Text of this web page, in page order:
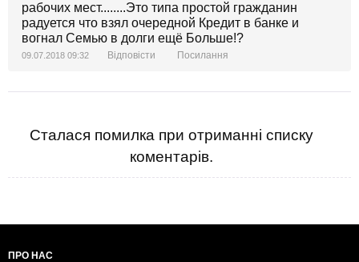
рабочих мест........Это типа простой гражданин
радуется что взял очередной Кредит в банке и
вогнал Семью в долги ещё Больше!?
09.07.2018 09:32 Відповісти Посилання
Сталася помилка при отриманні списку
коментарів.
ПРО НАС